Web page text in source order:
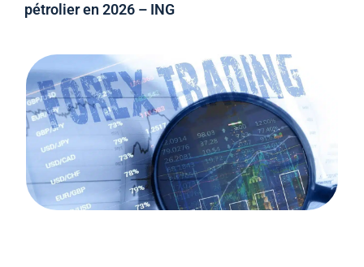
pétrolier en 2026 – ING